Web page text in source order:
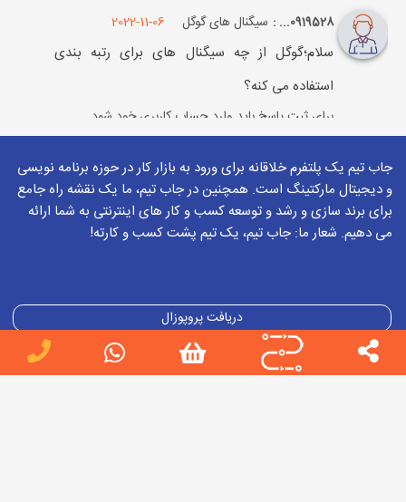
0919528... : سیگنال های گوگل 2022-11-06
سلام؛گوگل از چه سیگنال های برای رتبه بندی
استفاده می کنه؟
برای ثبت پاسخ باید وارد حساب کاربریخود شود
بهزاد میرزازاده 2022-11-06
محتوا، لینک داخلی، لینک خارجی، تجربه
کاربری (ux)، موبایل فریندلی، کلمه کلیدی
سرعت بارگذاری، تصویر، ویدیو و ...
مهمترین ها اعلام شد
برای ثبت پاسخ باید واردحساب کاربریخود شود
جاب تیم یک پلتفرم خلاقانه برای ورود به بازار کار در حوزه برنامه نویسی
و دیجیتال مارکتینگ است. همچنین در جاب تیم، ما یک نقشه راه جامع
برای برند سازی و رشد و توسعه کسب و کار های اینترنتی به شما ارائه
می دهیم. شعار ما: جاب تیم، یک تیم پشت کسب و کارته!
دریافت پروپوزال
دریافت تعرفه